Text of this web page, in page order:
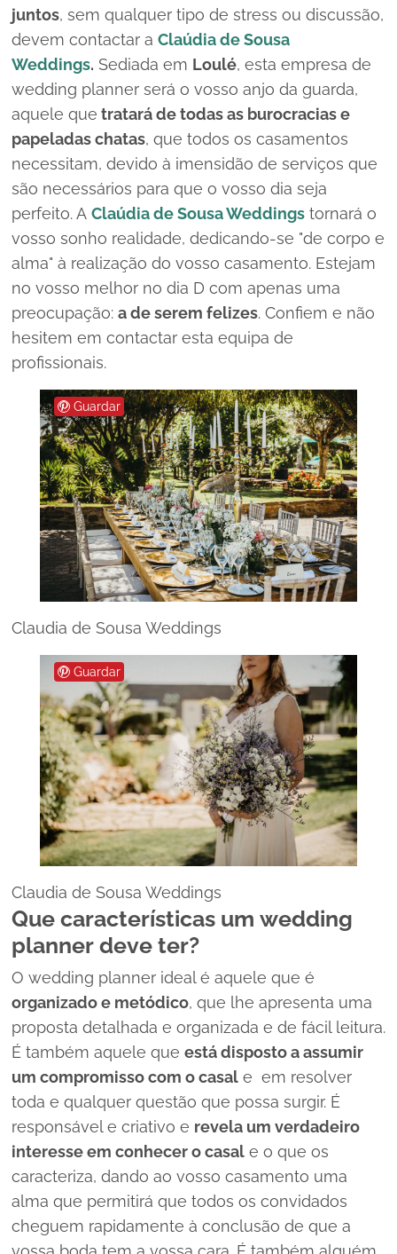
juntos, sem qualquer tipo de stress ou discussão,
devem contactar a Claúdia de Sousa
Weddings. Sediada em Loulé, esta empresa de
wedding planner será o vosso anjo da guarda,
aquele que tratará de todas as burocracias e
papeladas chatas, que todos os casamentos
necessitam, devido à imensidão de serviços que
são necessários para que o vosso dia seja
perfeito. A Claúdia de Sousa Weddings tornará o
vosso sonho realidade, dedicando-se "de corpo e
alma" à realização do vosso casamento. Estejam
no vosso melhor no dia D com apenas uma
preocupação: a de serem felizes. Confiem e não
hesitem em contactar esta equipa de
profissionais.
Guardar
Claudia de Sousa Weddings
Guardar
Claudia de Sousa Weddings
Que características um wedding
planner deve ter?
O wedding planner ideal é aquele que é
organizado e metódico, que lhe apresenta uma
proposta detalhada e organizada e de fácil leitura.
É também aquele que está disposto a assumir
um compromisso com o casal e em resolver
toda e qualquer questão que possa surgir. É
responsável e criativo e revela um verdadeiro
interesse em conhecer o casal e o que os
caracteriza, dando ao vosso casamento uma
alma que permitirá que todos os convidados
cheguem rapidamente à conclusão de que a